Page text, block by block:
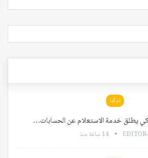
تركيا
يطلق خدمة الاستعلام عن الحسابات…
14 ساعة منذ